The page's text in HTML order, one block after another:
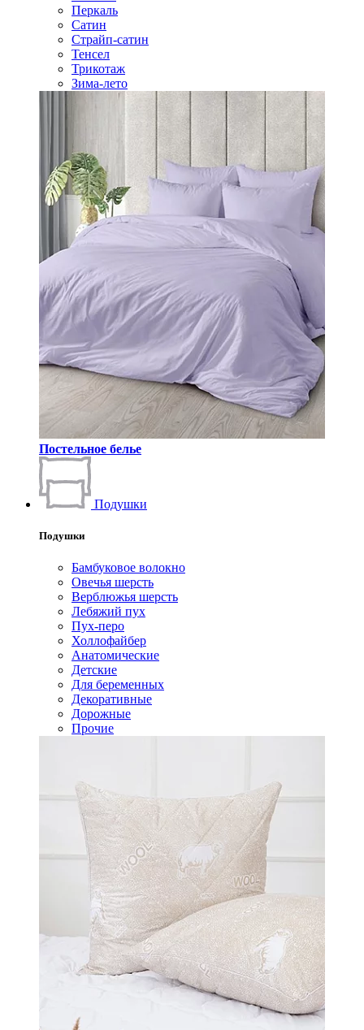
Перкаль
Сатин
Страйп-сатин
Тенсел
Трикотаж
Зима-лето
Постельное белье
Подушки
Подушки
Бамбуковое волокно
Овечья шерсть
Верблюжья шерсть
Лебяжий пух
Пух-перо
Холлофайбер
Анатомические
Детские
Для беременных
Декоративные
Дорожные
Прочие